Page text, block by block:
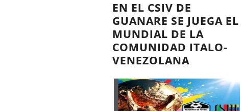
EN EL CSIV DE
GUANARE SE JUEGA EL
MUNDIAL DE LA
COMUNIDAD ITALO-
VENEZOLANA